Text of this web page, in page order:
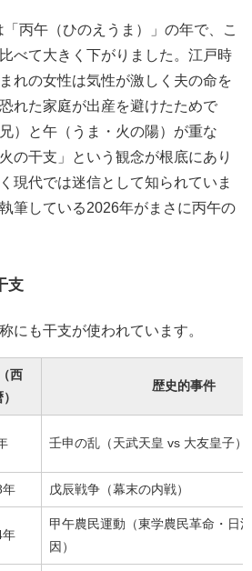
丙午（ひのえうま）」の年で、こ
べて大きく下がりました。江戸時
れの女性は気性が激しく夫の命を
れた家庭が出産を避けたためで
）と午（うま・火の陽）が重な
の干支」という観念が根底にあり
現代では迷信として知られていま
筆している2026年がまさに丙午の
支
にも干支が使われています。
西
歴史的事件
壬申の乱（天武天皇 vs 大友皇子）
年 戊辰戦争（幕末の内戦）
年
甲午農民運動（東学農民革命・日
因）